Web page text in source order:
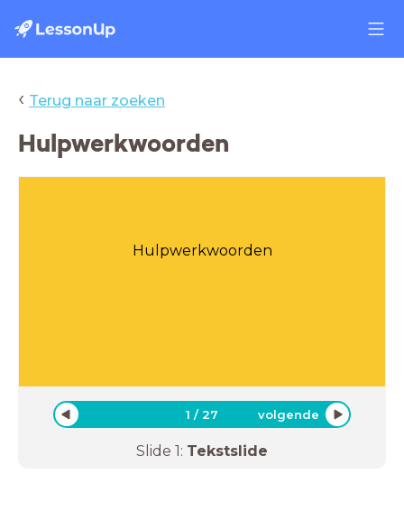
‹ Terug naar zoeken
Hulpwerkwoorden
Hulpwerkwoorden
1 /27 volgende
Slide 1: Tekstslide